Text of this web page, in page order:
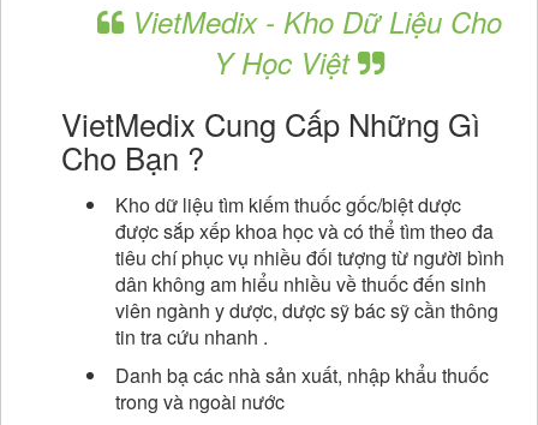
VietMedix - Kho Dữ Liệu Cho
Y Học Việt
VietMedix Cung Cấp Những Gì
Cho Bạn ?
Kho dữ liệu tìm kiếm thuốc gốc/biệt dược
được sắp xếp khoa học và có thể tìm theo đa
tiêu chí phục vụ nhiều đối tượng từ người bình
dân không am hiểu nhiều về thuốc đến sinh
viên ngành y dược, dược sỹ bác sỹ cần thông
tin tra cứu nhanh .
Danh bạ các nhà sản xuất, nhập khẩu thuốc
trong và ngoài nước